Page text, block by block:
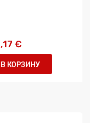
€
В КОРЗИНУ